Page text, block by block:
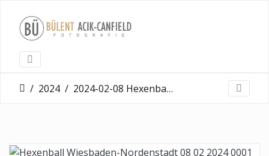
2024 2024-02-08 Hexenball Nordenstadt